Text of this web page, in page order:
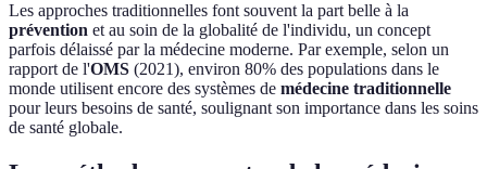
Les approches traditionnelles font souvent la part belle à la
prévention et au soin de la globalité de l'individu, un concept
parfois délaissé par la médecine moderne. Par exemple, selon un
rapport de l'OMS (2021), environ 80% des populations dans le
monde utilisent encore des systèmes de médecine traditionnelle
pour leurs besoins de santé, soulignant son importance dans les soins
de santé globale.